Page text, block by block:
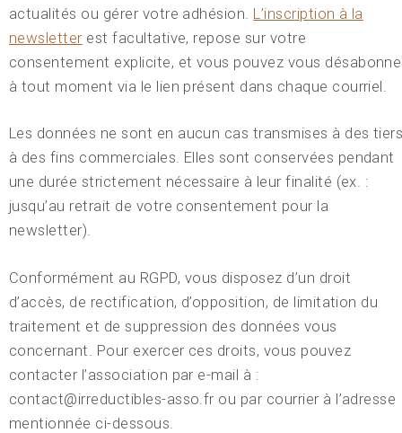
actualités ou gérer votre adhésion. L’inscription à la
newsletter est facultative, repose sur votre
consentement explicite, et vous pouvez vous
à tout moment via le lien présent dans chaque courriel.
Les données ne sont en aucun cas transmises à des
à des fins commerciales. Elles sont conservées pendant
une durée strictement nécessaire à leur finalité (ex. :
jusqu’au retrait de votre consentement pour la
newsletter).
Conformément au RGPD, vous disposez d’un droit
d’accès, de rectification, d’opposition, de limitation du
traitement et de suppression des données vous
concernant. Pour exercer ces droits, vous pouvez
contacter l’association par e-mail à :
contact@irreductibles-asso.fr ou par courrier à l’adresse
mentionnée ci-dessous.